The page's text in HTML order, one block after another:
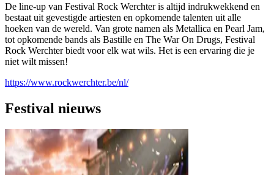
De line-up van Festival Rock Werchter is altijd indrukwekkend en
bestaat uit gevestigde artiesten en opkomende talenten uit alle
hoeken van de wereld. Van grote namen als Metallica en Pearl Jam,
tot opkomende bands als Bastille en The War On Drugs, Festival
Rock Werchter biedt voor elk wat wils. Het is een ervaring die je
niet wilt missen!
https://www.rockwerchter.be/nl/
Festival nieuws